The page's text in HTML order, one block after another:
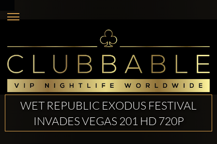
WET REPUBLIC EXODUS FESTIVAL
INVADES VEGAS 201 HD 720P